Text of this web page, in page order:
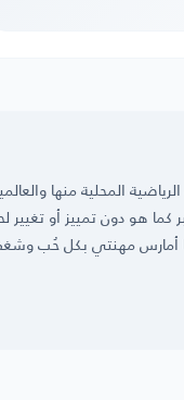
المحلية منها
كما هو دون تمييز أو